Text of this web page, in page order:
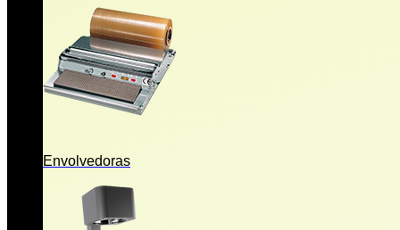
Envolvedoras